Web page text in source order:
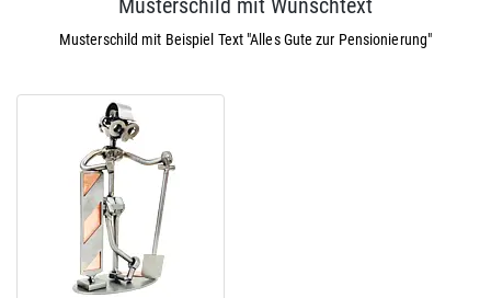
Musterschild mit Wunschtext
Musterschild mit Beispiel Text "Alles Gute zur Pensionierung"